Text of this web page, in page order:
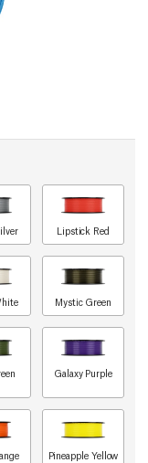
Lipstick Red
Mystic Green
Galaxy Purple
Pineapple Yellow